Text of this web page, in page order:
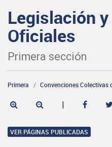
Legislación
Oficiales
Primera sección
Primera Convenciones Colectivas
|
VER PÁGINAS PUBLICADAS